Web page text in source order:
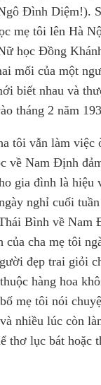
Đình Diệm!).
mẹ tôi lên Hà
học Đồng
mối của một
biết nhau và
tháng 2 năm
tôi vẫn làm việc
về Nam Định
gia đình là
nghỉ cuối
Bình về Nam
cha mẹ tôi
đẹp trai giỏi
hàng hoa
mẹ tôi nói
nhiều lúc còn
thơ lục bát hoặc